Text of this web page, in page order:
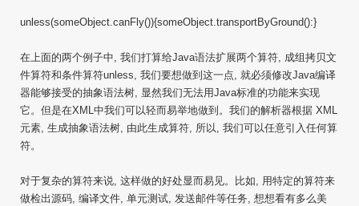
unless(someObject.canFly()){someObject.transportByGround():}
在上面的两个例子中, 我们打算给Java语法扩展两个算符, 成组拷贝文
件算符和条件算符unless, 我们要想做到这一点, 就必须修改Java编译
器能够接受的抽象语法树, 显然我们无法用Java标准的功能来实现
它。但是在XML中我们可以轻而易举地做到。我们的解析器根据 XML
元素, 生成抽象语法树, 由此生成算符, 所以, 我们可以任意引入任何算
符。
对于复杂的算符来说, 这样做的好处显而易见。比如, 用特定的算符来
做检出源码, 编译文件, 单元测试, 发送邮件等任务, 想想看有多么美